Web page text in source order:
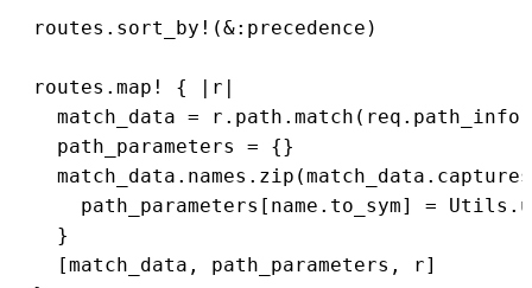
  routes.sort_by!(&:precedence)
  routes.map! { |r|
    match_data = r.path.match(req.path_info)
    path_parameters = {}
path_parameters[name.to_sym] =
    }
    [match_data, path_parameters, r]